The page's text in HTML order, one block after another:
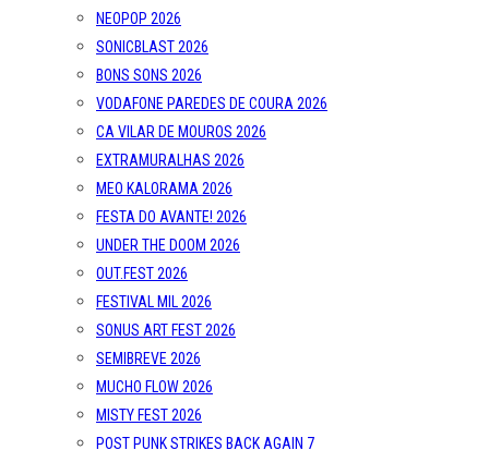
NEOPOP 2026
SONICBLAST 2026
BONS SONS 2026
VODAFONE PAREDES DE COURA 2026
CA VILAR DE MOUROS 2026
EXTRAMURALHAS 2026
MEO KALORAMA 2026
FESTA DO AVANTE! 2026
UNDER THE DOOM 2026
OUT.FEST 2026
FESTIVAL MIL 2026
SONUS ART FEST 2026
SEMIBREVE 2026
MUCHO FLOW 2026
MISTY FEST 2026
POST PUNK STRIKES BACK AGAIN 7